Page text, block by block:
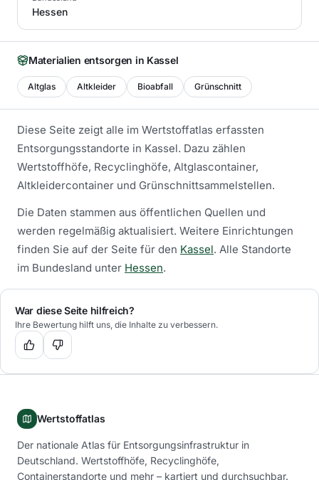
Hessen
Materialien entsorgen in Kassel
Altglas Altkleider Bioabfall Grünschnitt
Diese Seite zeigt alle im Wertstoffatlas erfassten
Entsorgungsstandorte in Kassel. Dazu zählen
Wertstoffhöfe, Recyclinghöfe, Altglascontainer,
Altkleidercontainer und Grünschnittsammelstellen.
Die Daten stammen aus öffentlichen Quellen und
werden regelmäßig aktualisiert. Weitere Einrichtungen
finden Sie auf der Seite für den Kassel. Alle Standorte
im Bundesland unter Hessen.
War diese Seite hilfreich?
Ihre Bewertung hilft uns, die Inhalte zu verbessern.
Wertstoffatlas
Der nationale Atlas für Entsorgungsinfrastruktur in
Deutschland. Wertstoffhöfe, Recyclinghöfe,
Containerstandorte und mehr – kartiert und durchsuchbar.